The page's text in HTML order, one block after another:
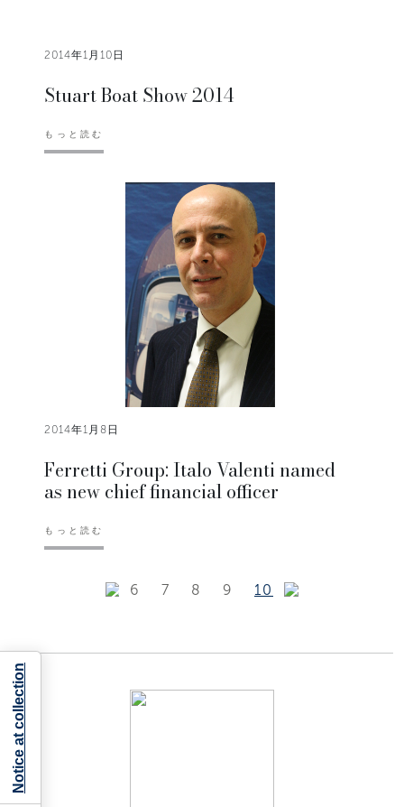
2014年1月10日
Stuart Boat Show 2014
もっと読む
2014年1月8日
Ferretti Group: Italo Valenti named
as new chief financial officer
もっと読む
6 7 8 9 10
Notice at collection